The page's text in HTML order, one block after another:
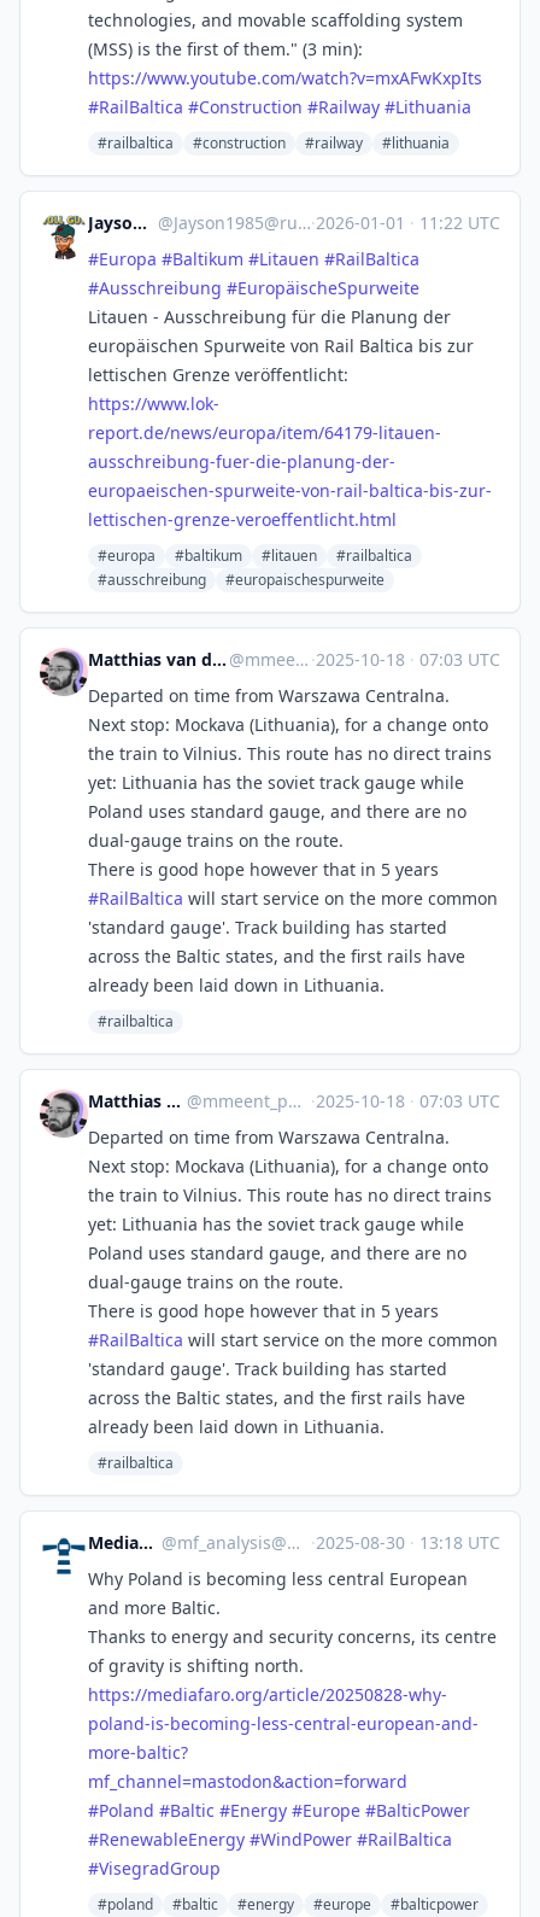
technologies, and movable scaffolding system
(MSS) is the first of them." (3 min):
https://www.youtube.com/watch?v=mxAFwKxpIts
#RailBaltica #Construction #Railway #Lithuania
#railbaltica #construction #railway #lithuania
Jayson1985 @Jayson1985@ruhr.social ·2026-01-01 · 11:22 UTC
#Europa #Baltikum #Litauen #RailBaltica
#Ausschreibung #EuropäischeSpurweite
Litauen - Ausschreibung für die Planung der
europäischen Spurweite von Rail Baltica bis zur
lettischen Grenze veröffentlicht:
https://www.lok-
report.de/news/europa/item/64179-litauen-
ausschreibung-fuer-die-planung-der-
europaeischen-spurweite-von-rail-baltica-bis-zur-
lettischen-grenze-veroeffentlicht.html
#europa #baltikum #litauen
#railbaltica
#ausschreibung
#europaischespurweite
Matthias van de Meent @mmeent_pg ·2025-10-18 · 07:03 UTC
Departed on time from Warszawa Centralna.
Next stop: Mockava (Lithuania), for a change onto
the train to Vilnius. This route has no direct trains
yet: Lithuania has the soviet track gauge while
Poland uses standard gauge, and there are no
dual-gauge trains on the route.
There is good hope however that in 5 years
#RailBaltica will start service on the more common
'standard gauge'. Track building has started
across the Baltic states, and the first rails have
already been laid down in Lithuania.
#railbaltica
Matthias van de Meent @mmeent_pg@fosstodon.org ·2025-10-18 · 07:03 UTC
Departed on time from Warszawa Centralna.
Next stop: Mockava (Lithuania), for a change onto
the train to Vilnius. This route has no direct trains
yet: Lithuania has the soviet track gauge while
Poland uses standard gauge, and there are no
dual-gauge trains on the route.
There is good hope however that in 5 years
#RailBaltica will start service on the more common
'standard gauge'. Track building has started
across the Baltic states, and the first rails have
already been laid down in Lithuania.
#railbaltica
MediaFaro Analysis @mf_analysis@mastodon.mediafaro.org ·2025-08-30 · 13:18 UTC
Why Poland is becoming less central European
and more Baltic.
Thanks to energy and security concerns, its centre
of gravity is shifting north.
https://mediafaro.org/article/20250828-why-
poland-is-becoming-less-central-european-and-
more-baltic?
mf_channel=mastodon&action=forward
#Poland #Baltic #Energy #Europe #BalticPower
#RenewableEnergy #WindPower #RailBaltica
#VisegradGroup
#poland #baltic #energy #europe #balticpower